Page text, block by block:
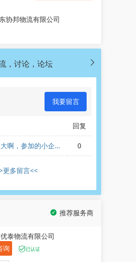
协邦物流有限公司
，讨论，论坛
我要留言
回复
啊，参加的小企业
0
更多留言<<
推荐服务商
泰物流有限公司
询
已认证